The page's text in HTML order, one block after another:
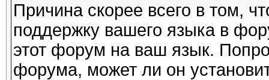
Причина скорее всего в том,
поддержку вашего языка в
этот форум на ваш язык.
форума, может ли он